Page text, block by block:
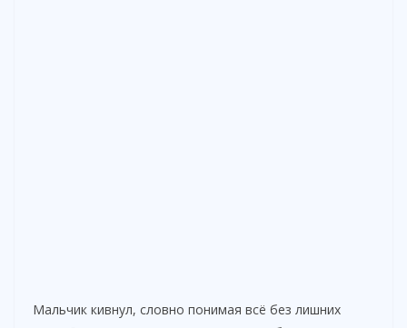
Мальчик кивнул, словно понимая всё без лишних